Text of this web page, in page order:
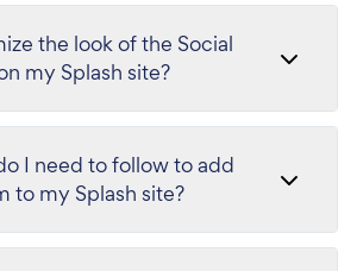
the look of the Social
my Splash site?
I need to follow to add
to my Splash site?